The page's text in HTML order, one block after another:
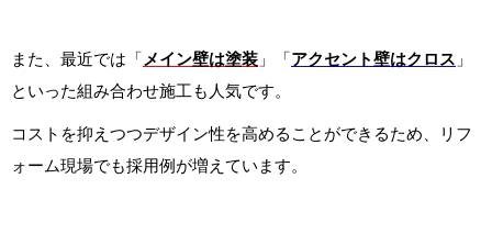
また、最近では「 メイン壁は塗装 」「 アクセント壁はクロス 」
といった組み合わせ施工も人気です。
コストを抑えつつデザイン性を高めることができるため、リフ
ォーム現場でも採用例が増えています。